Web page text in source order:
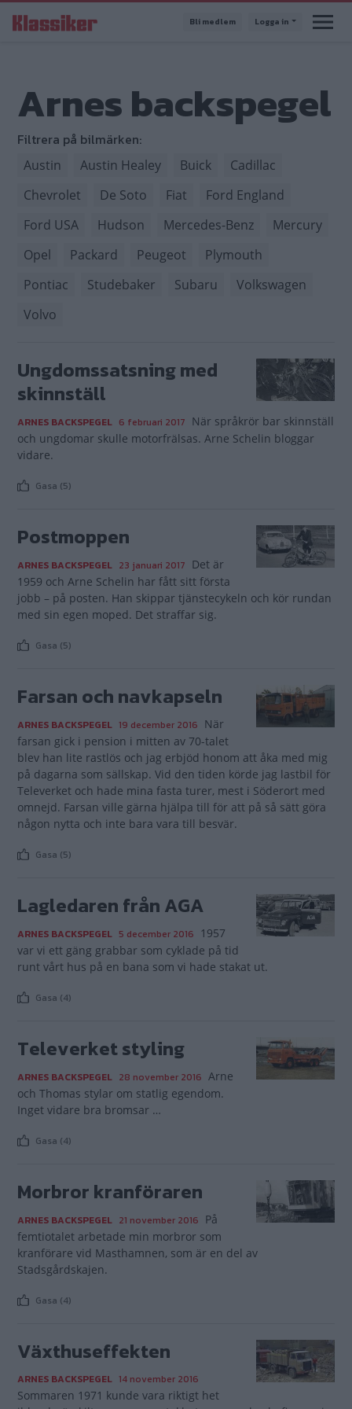
till
Bli medlem Logga in
Arnes backspegel
Filtrera på bilmärken:
Austin Austin Healey Buick
Cadillac
Chevrolet
De Soto Fiat
Ford England
Ford USA
Hudson Mercedes-Benz
Mercury
Opel
Packard Peugeot
Plymouth
Pontiac
Studebaker Subaru
Volkswagen
Volvo
Ungdomssatsning med
skinnställ
ARNES BACKSPEGEL 6 februari 2017 När språkrör bar skinnställ
och ungdomar skulle motorfrälsas. Arne Schelin bloggar
vidare.
Gasa (5)
Postmoppen
ARNES BACKSPEGEL 23 januari 2017 Det är
1959 och Arne Schelin har fått sitt första
jobb – på posten. Han skippar tjänstecykeln och kör rundan
med sin egen moped. Det straffar sig.
Gasa (5)
Farsan och navkapseln
ARNES BACKSPEGEL 19 december 2016 När
farsan gick i pension i mitten av 70-talet
blev han lite rastlös och jag erbjöd honom att åka med mig
på dagarna som sällskap. Vid den tiden körde jag lastbil för
Televerket och hade mina fasta turer, mest i Söderort med
omnejd. Farsan ville gärna hjälpa till för att på så sätt göra
någon nytta och inte bara vara till besvär.
Gasa (5)
Lagledaren från AGA
ARNES BACKSPEGEL 5 december 2016 1957
var vi ett gäng grabbar som cyklade på tid
runt vårt hus på en bana som vi hade stakat ut.
Gasa (4)
Televerket styling
ARNES BACKSPEGEL 28 november 2016 Arne
och Thomas stylar om statlig egendom.
Inget vidare bra bromsar …
Gasa (4)
Morbror kranföraren
ARNES BACKSPEGEL 21 november 2016 På
femtiotalet arbetade min morbror som
kranförare vid Masthamnen, som är en del av
Stadsgårdskajen.
Gasa (4)
Växthuseffekten
ARNES BACKSPEGEL 14 november 2016
Sommaren 1971 kunde vara riktigt het